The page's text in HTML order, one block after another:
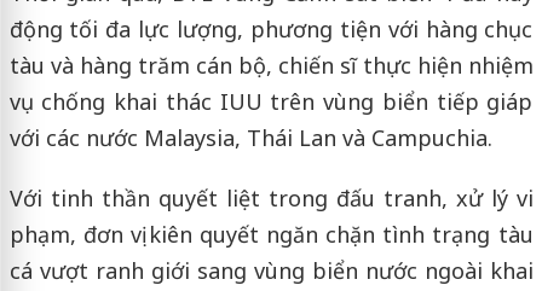
động tối đa lực lượng, phương tiện với hàng chục
tàu và hàng trăm cán bộ, chiến sĩ thực hiện nhiệm
vụ chống khai thác IUU trên vùng biển tiếp giáp
với các nước Malaysia, Thái Lan và Campuchia.
Với tinh thần quyết liệt trong đấu tranh, xử lý vi
phạm, đơn vị kiên quyết ngăn chặn tình trạng tàu
cá vượt ranh giới sang vùng biển nước ngoài khai